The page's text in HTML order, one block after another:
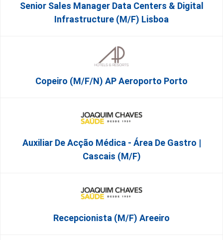
Senior Sales Manager Data Centers & Digital
Infrastructure (m/f) Lisboa
Copeiro (M/F/N) AP Aeroporto Porto
Auxiliar De Acção Médica - Área De Gastro |
Cascais (M/F)
Recepcionista (M/F) Areeiro